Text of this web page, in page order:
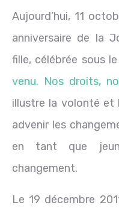
Aujourd’hui, 11
anniversaire de la
fille, célébrée sous
venu. Nos droits,
illustre la volonté et
advenir les
en tant que
changement.
Le 19 décembre